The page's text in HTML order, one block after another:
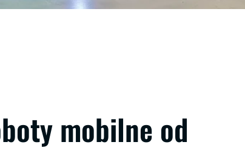
mobilne od